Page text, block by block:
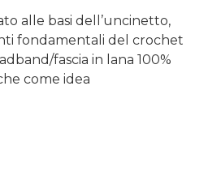
alle basi dell’uncinetto,
fondamentali del crochet
fascia in lana 100%
come idea